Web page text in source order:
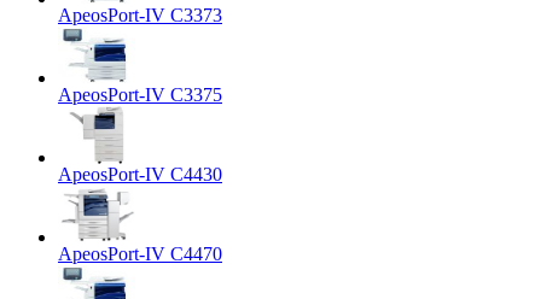
ApeosPort-IV C3373
ApeosPort-IV C3375
ApeosPort-IV C4430
ApeosPort-IV C4470